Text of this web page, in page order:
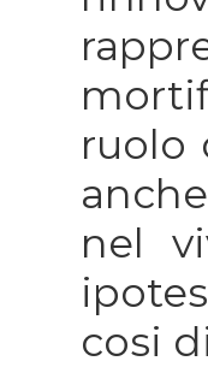
ruolo
nel
cosi